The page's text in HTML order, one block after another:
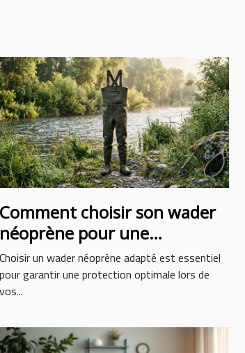
Comment choisir son wader
néoprène pour une
protection optimale ?
Choisir un wader néoprène adapté est essentiel
pour garantir une protection optimale lors de
vos...